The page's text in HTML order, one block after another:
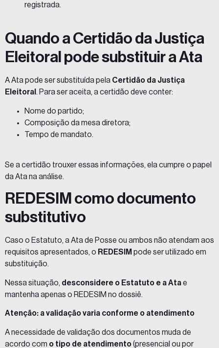
registrada.
Quando a Certidão da Justiça
Eleitoral pode substituir a Ata
A Ata pode ser substituída pela Certidão da Justiça
Eleitoral . Para ser aceita, a certidão deve conter:
Nome do partido;
Composição da mesa diretora;
Tempo de mandato.
Se a certidão trouxer essas informações, ela cumpre o papel
da Ata na análise.
REDESIM como documento
substitutivo
Caso o Estatuto, a Ata de Posse ou ambos não atendam aos
requisitos apresentados, o REDESIM pode ser utilizado em
substituição.
Nessa situação, desconsidere o Estatuto e a Atae
mantenha apenas o REDESIM no dossiê.
Atenção: a validação varia conforme o atendimento
A necessidade de validação dos documentos muda de
acordo com o tipo de atendimento(presencial ou por